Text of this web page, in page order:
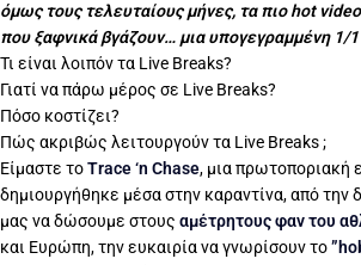
όμως τους τελευταίους μήνες, τα πιο hot
που ξαφνικά βγάζουν… μια υπογεγραμμένη 1/1
Τι είναι λοιπόν τα Live Breaks?
Γιατί να πάρω μέρος σε Live Breaks?
Πόσο κοστίζει?
Πώς ακριβώς λειτουργούν τα Live Breaks ;
Είμαστε τοTrace ‘n Chase, μια πρωτοποριακή
δημιουργήθηκε μέσα στην καραντίνα, από την
μας να δώσουμε στους αμέτρητους φαν του
και Ευρώπη, την ευκαιρία να γνωρίσουν το